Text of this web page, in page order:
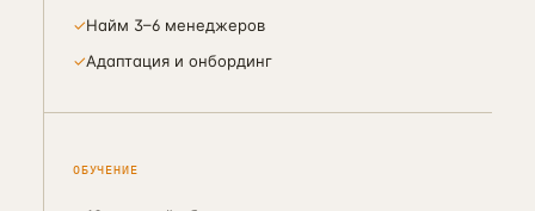
✓Найм 3–6 менеджеров
✓Адаптация и онбординг
ОБУЧЕНИЕ